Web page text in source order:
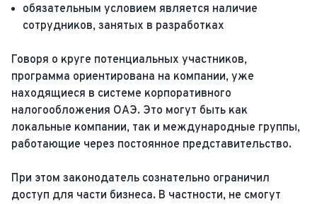
обязательным условием является наличие
сотрудников, занятых в разработках
Говоря о круге потенциальных участников,
программа ориентирована на компании, уже
находящиеся в системе корпоративного
налогообложения ОАЭ. Это могут быть как
локальные компании, так и международные группы,
работающие через постоянное представительство.
При этом законодатель сознательно ограничил
доступ для части бизнеса. В частности, не смогут